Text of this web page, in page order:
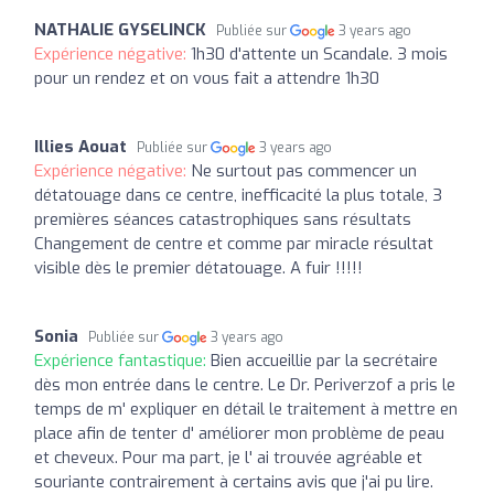
NATHALIE GYSELINCK Publiée sur 3 years ago
Expérience négative: 1h30 d'attente un Scandale. 3 mois
pour un rendez et on vous fait a attendre 1h30
Illies Aouat Publiée sur 3 years ago
Expérience négative: Ne surtout pas commencer un
détatouage dans ce centre, inefficacité la plus totale, 3
premières séances catastrophiques sans résultats
Changement de centre et comme par miracle résultat
visible dès le premier détatouage. A fuir !!!!!
Sonia Publiée sur 3 years ago
Expérience fantastique: Bien accueillie par la secrétaire
dès mon entrée dans le centre. Le Dr. Periverzof a pris le
temps de m' expliquer en détail le traitement à mettre en
place afin de tenter d' améliorer mon problème de peau
et cheveux. Pour ma part, je l' ai trouvée agréable et
souriante contrairement à certains avis que j'ai pu lire.